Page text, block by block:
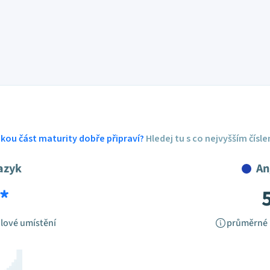
část maturity dobře připraví? Hledej tu s co nejvyšším
umístění